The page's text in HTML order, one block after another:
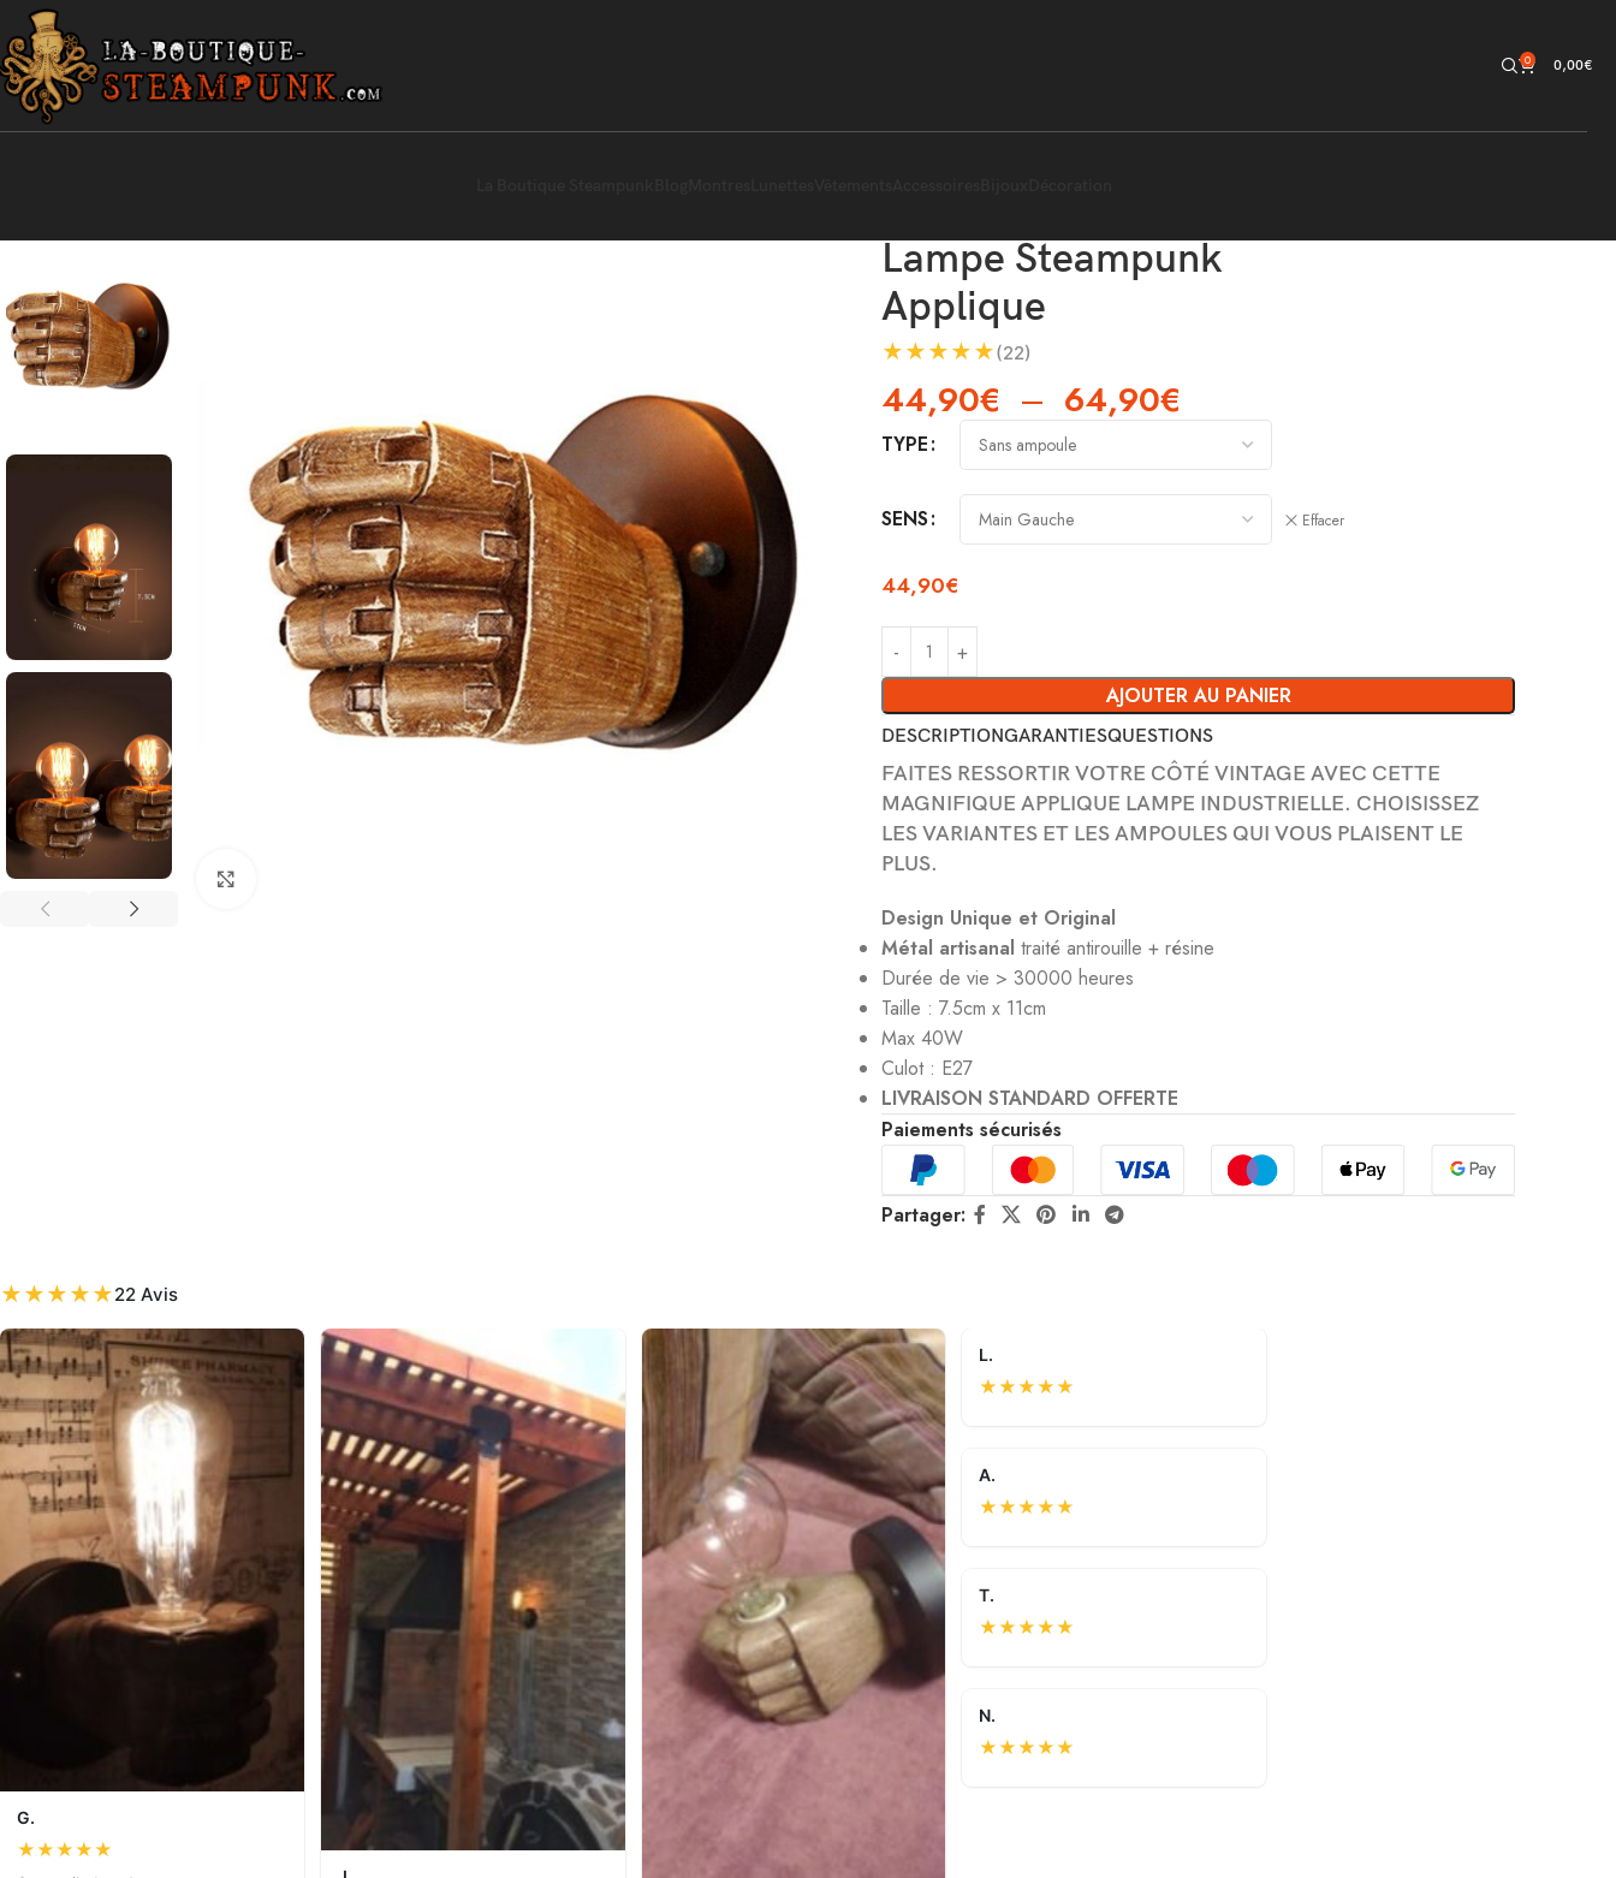
0 0,00€
Lampe Steampunk
Applique
★★★★★(22)
44,90€ – 64,90€
TYPE
SENS Effacer
44,90€
AJOUTER AU PANIER
DESCRIPTIONGARANTIESQUESTIONS
FAITES RESSORTIR VOTRE CÔTÉ VINTAGE AVEC CETTE
MAGNIFIQUE APPLIQUE LAMPE INDUSTRIELLE. CHOISISSEZ
LES VARIANTES ET LES AMPOULES QUI VOUS PLAISENT LE
PLUS.
Design Unique et Original
Métal artisanal traité antirouille + résine
Durée de vie > 30000 heures
Taille : 7.5cm x 11cm
Max 40W
Culot : E27
LIVRAISON STANDARD OFFERTE
Paiements sécurisés
Partager:
★★★★★22 Avis
G.
★★★★★
L.
★★★★★
A.
★★★★★
T.
★★★★★
N.
★★★★★